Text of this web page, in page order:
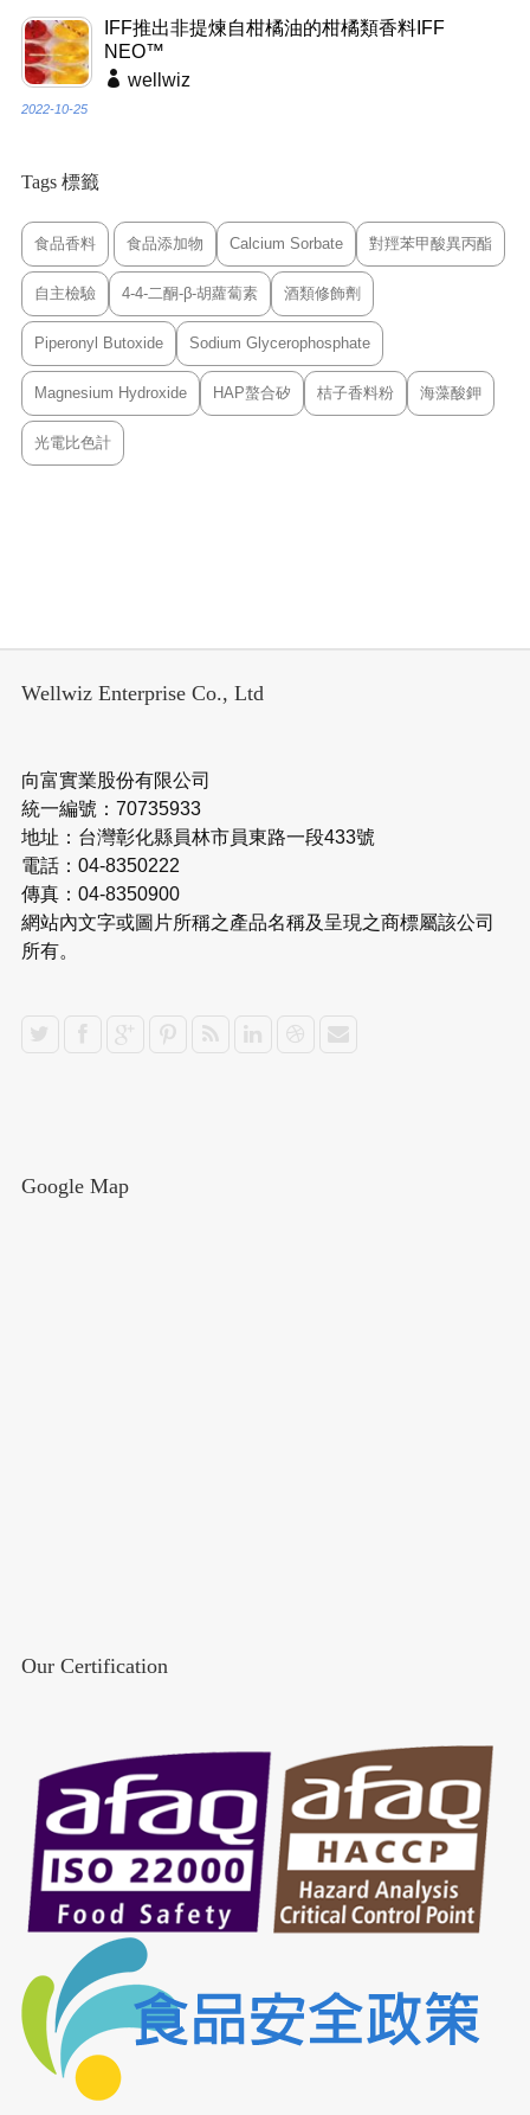
IFF推出非提煉自柑橘油的柑橘類香料IFF
NEO™
wellwiz
2022-10-25
Tags 標籤
食品香料 食品添加物 Calcium Sorbate 對羥苯甲酸異丙酯
自主檢驗 4-4-二酮-β-胡蘿蔔素 酒類修飾劑
Piperonyl Butoxide Sodium Glycerophosphate
Magnesium Hydroxide HAP螯合矽 桔子香料粉 海藻酸鉀
光電比色計
Wellwiz Enterprise Co., Ltd
向富實業股份有限公司
統一編號：70735933
地址：台灣彰化縣員林市員東路一段433號
電話：04-8350222
傳真：04-8350900
網站內文字或圖片所稱之產品名稱及呈現之商標屬該公司
所有。
Google Map
Our Certification